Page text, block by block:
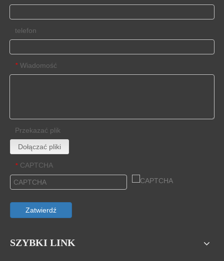
telefon
* Wiadomość
Przekazać plik
Dołączać pliki
* CAPTCHA
Zatwierdź
SZYBKI LINK